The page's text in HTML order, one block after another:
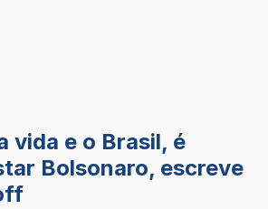
vida e o Brasil, é
Bolsonaro, escreve